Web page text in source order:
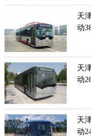
天
动
天
动
天
动